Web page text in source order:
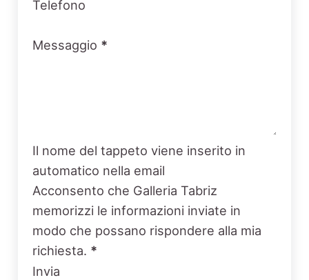
Telefono
Messaggio *
Il nome del tappeto viene inserito in
automatico nella email
Acconsento che Galleria Tabriz
memorizzi le informazioni inviate in
modo che possano rispondere alla mia
richiesta. *
Invia